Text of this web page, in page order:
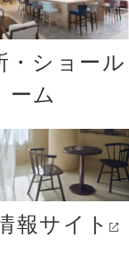
・ショール
ーム
報サイト